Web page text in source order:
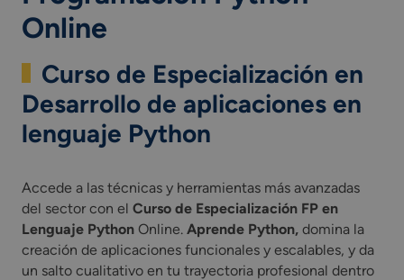
Online
Curso de Especialización en
Desarrollo de aplicaciones en
lenguaje Python
Accede a las técnicas y herramientas más avanzadas
del sector con el Curso de Especialización FP en
Lenguaje Python Online. Aprende Python, domina la
creación de aplicaciones funcionales y escalables, y da
un salto cualitativo en tu trayectoria profesional dentro